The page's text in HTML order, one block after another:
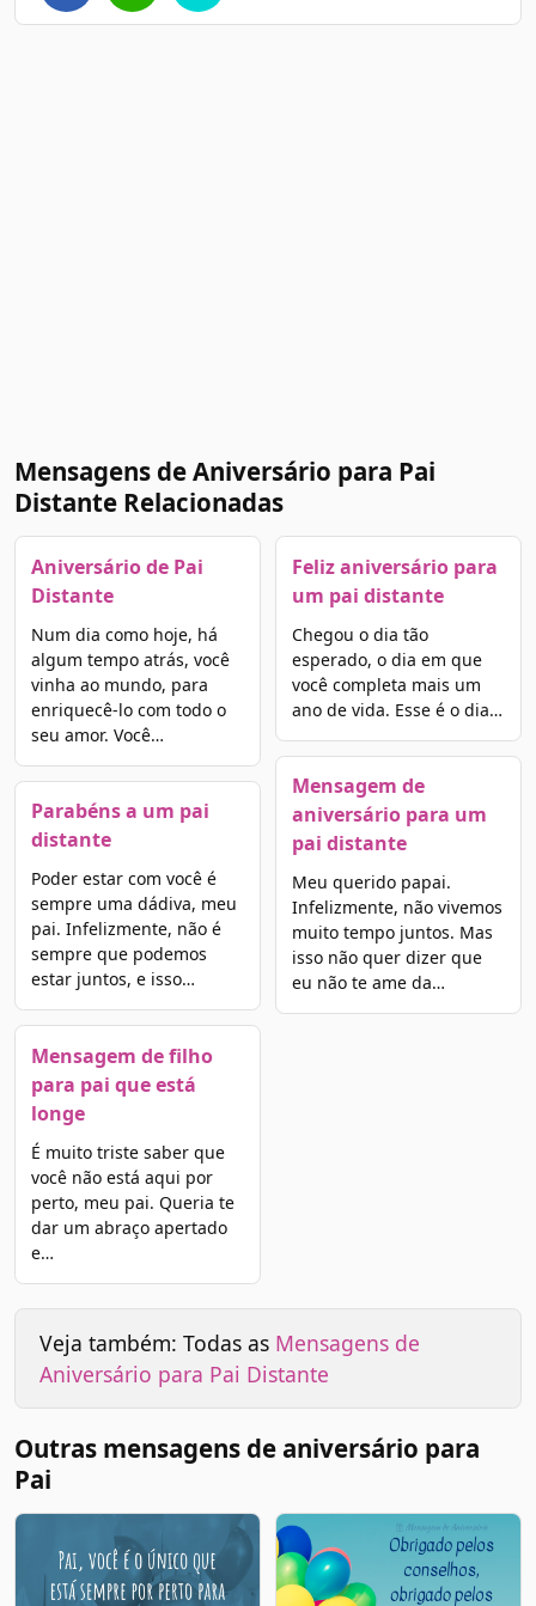
Mensagens de Aniversário para Pai
Distante Relacionadas
Aniversário de Pai
Distante
Num dia como hoje, há
algum tempo atrás, você
vinha ao mundo, para
enriquecê-lo com todo o
seu amor. Você…
Parabéns a um pai
distante
Poder estar com você é
sempre uma dádiva, meu
pai. Infelizmente, não é
sempre que podemos
estar juntos, e isso…
Mensagem de filho
para pai que está
longe
É muito triste saber que
você não está aqui por
perto, meu pai. Queria te
dar um abraço apertado
e…
Feliz aniversário para
um pai distante
Chegou o dia tão
esperado, o dia em que
você completa mais um
ano de vida. Esse é o dia…
Mensagem de
aniversário para um
pai distante
Meu querido papai.
Infelizmente, não vivemos
muito tempo juntos. Mas
isso não quer dizer que
eu não te ame da…
Veja também: Todas as Mensagens de
Aniversário para Pai Distante
Outras mensagens de aniversário para
Pai